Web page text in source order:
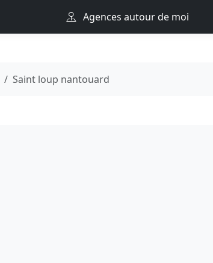
Agences autour de moi
Saint loup nantouard